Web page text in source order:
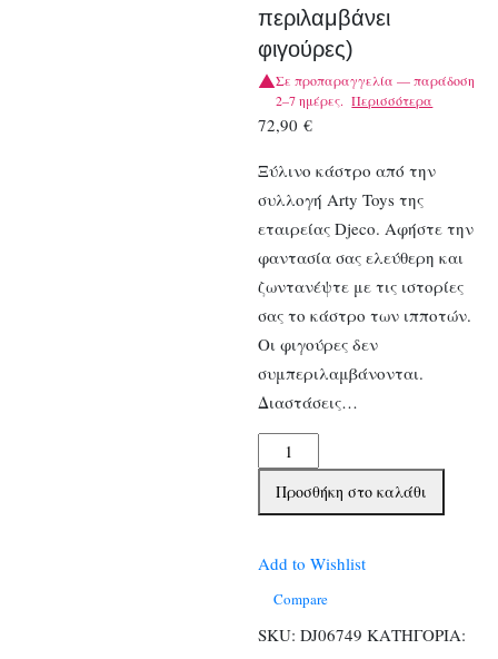
περιλαμβάνει
φιγούρες)
Σε προπαραγγελία — παράδοση
2–7 ημέρες. Περισσότερα
72,90€
Ξύλινο κάστρο από την
συλλογή Arty Toys της
εταιρείας Djeco. Αφήστε την
φαντασία σας ελεύθερη και
ζωντανέψτε με τις ιστορίες
σας το κάστρο των ιπποτών.
Οι φιγούρες δεν
συμπεριλαμβάνονται.
Διαστάσεις…
Djeco
Κάστρο
Ιπποτών
toys
(Δε
Προσθήκη στο καλάθι
Add to Wishlist
Compare
SKU: DJ06749 ΚΑΤΗΓΟΡΙΑ: